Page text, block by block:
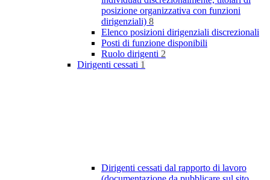
posizione organizzativa con funzioni
dirigenziali) 8
Elenco posizioni dirigenziali discrezionali
Posti di funzione disponibili
Ruolo dirigenti 2
Dirigenti cessati 1
Dirigenti cessati dal rapporto di lavoro